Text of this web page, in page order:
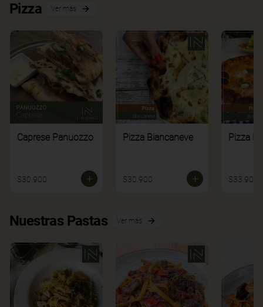
Pizza Ver más
Caprese Panuozzo
$30.900
Pizza Biancaneve
$30.900
Pizza
$33.900
Nuestras Pastas Ver más